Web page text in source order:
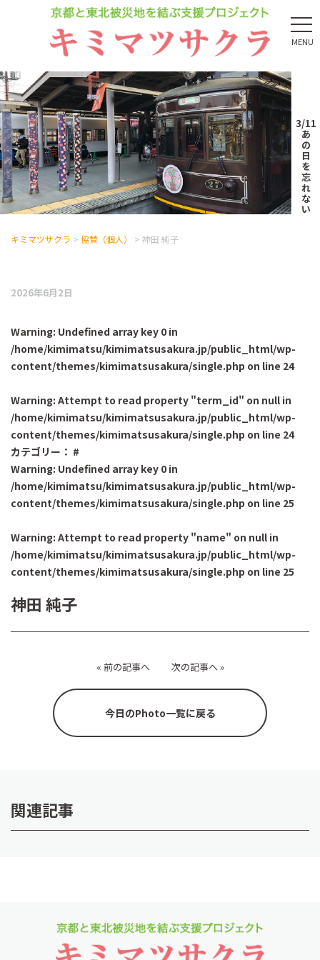
MENU
3/11
あ
の
日
を
忘
れ
な
い
キミマツサクラ > 協賛（個人） > 神田 純子
2026年6月2日
Warning: Undefined array key 0 in
/home/kimimatsu/kimimatsusakura.jp/public_html/wp-
content/themes/kimimatsusakura/single.php on line 24
Warning: Attempt to read property "term_id" on null in
/home/kimimatsu/kimimatsusakura.jp/public_html/wp-
content/themes/kimimatsusakura/single.php on line 24
カテゴリー： #
Warning: Undefined array key 0 in
/home/kimimatsu/kimimatsusakura.jp/public_html/wp-
content/themes/kimimatsusakura/single.php on line 25
Warning: Attempt to read property "name" on null in
/home/kimimatsu/kimimatsusakura.jp/public_html/wp-
content/themes/kimimatsusakura/single.php on line 25
神田 純子
« 前の記事へ 次の記事へ»
今日のPhoto一覧に戻る
関連記事